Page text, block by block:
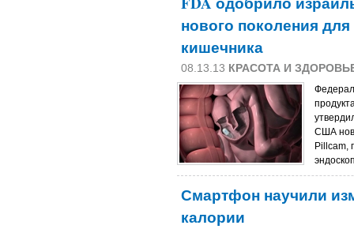
нового поколения
кишечника
08.13.13 КРАСОТА И
США
Pillcam,
Смартфон научили
калории